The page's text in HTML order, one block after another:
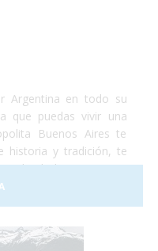
Argentina en todo su
que puedas vivir una
Buenos Aires te
historia y tradición, te
la imponencia
al sentir la
y podrás disfrutar
las garantías!